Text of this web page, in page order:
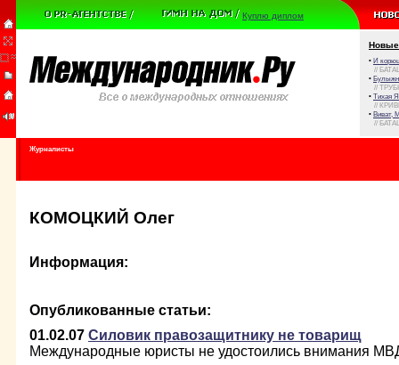
Куплю диплом
Новые
• И
//
•
//
• Тихая
//
• Виват,
//
Журналисты
КОМОЦКИЙ Олег
Информация:
Опубликованные статьи:
01.02.07 Силовик правозащитнику не товарищ
Международные юристы не удостоились внимания